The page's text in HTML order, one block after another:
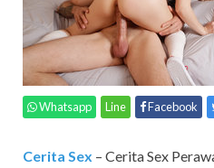
Whatsapp Line Facebook
Cerita Sex – Cerita Sex